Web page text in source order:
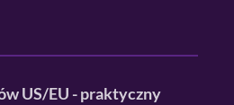
US/EU - praktyczny